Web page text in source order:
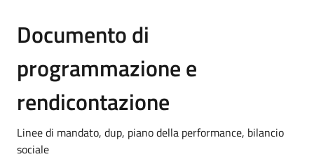
Documento di
programmazione e
rendicontazione
Linee di mandato, dup, piano della performance, bilancio
sociale